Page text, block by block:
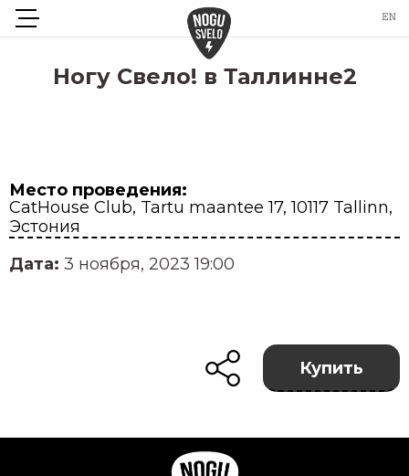
Ногу Свело! в Таллинне2
Место проведения:
CatHouse Club, Tartu maantee 17, 10117 Tallinn,
Эстония
Дата: 3 ноября, 2023 19:00
Купить